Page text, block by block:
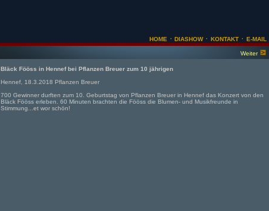
HOME · DIASHOW· KONTAKT · E-MAIL
Weiter
Bläck Fööss in Hennef bei Pflanzen Breuer zum 10 jährigen
Hennef, 18.3.2018 Pflanzen Breuer
700 Gewinner durften zum 10. Geburtstag von Pflanzen Breuer in Hennef das Konzert von den
Bläck Fööss erleben. 60 Minuten brachten die Fööss die Blumen- und Musikfreunde in
Stimmung...et wor schön!